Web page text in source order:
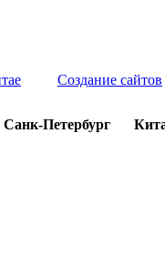
Создание сайтов
Санк-Петербург